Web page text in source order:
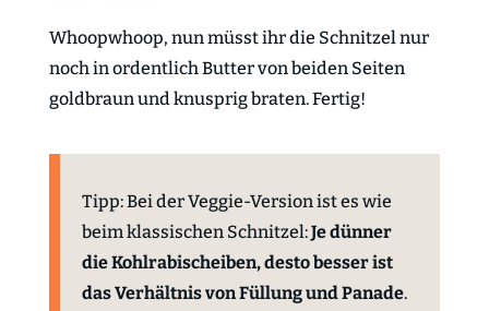
Whoopwhoop, nun müsst ihr die Schnitzel nur
noch in ordentlich Butter von beiden Seiten
goldbraun und knusprig braten. Fertig!
Tipp: Bei der Veggie-Version ist es wie
beim klassischen Schnitzel:Je dünner
die Kohlrabischeiben, desto besser ist
das Verhältnis von Füllung und Panade.